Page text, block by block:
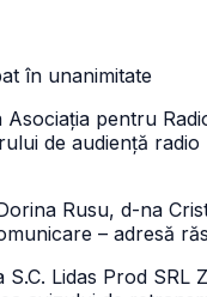
în unanimitate
Asociația pentru
de audiență
Rusu, d-na
– adresă
S.C. Lidas Prod